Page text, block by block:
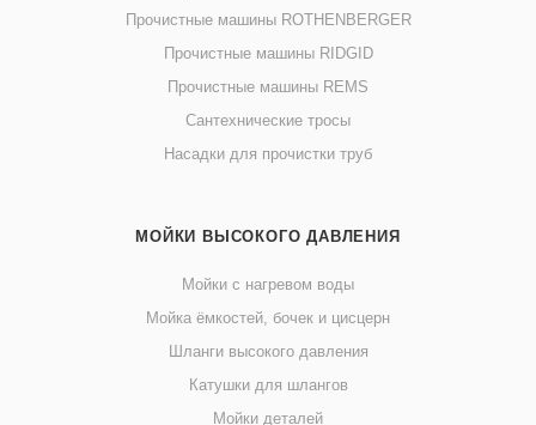
Прочистные машины ROTHENBERGER
Прочистные машины RIDGID
Прочистные машины REMS
Сантехнические тросы
Насадки для прочистки труб
МОЙКИ ВЫСОКОГО ДАВЛЕНИЯ
Мойки с нагревом воды
Мойка ёмкостей, бочек и цисцерн
Шланги высокого давления
Катушки для шлангов
Мойки деталей